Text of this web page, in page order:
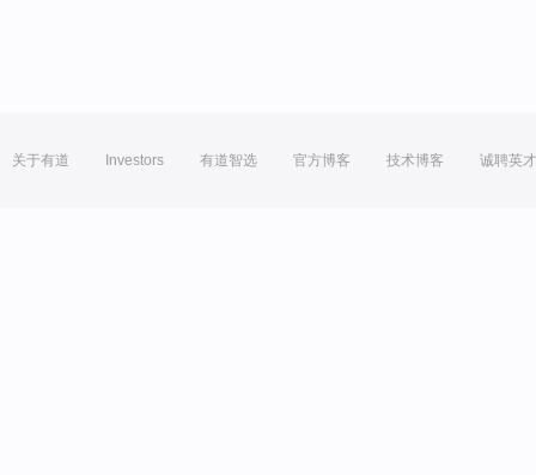
关于有道 Investors 有道智选 官方博客 技术博客 诚聘英才